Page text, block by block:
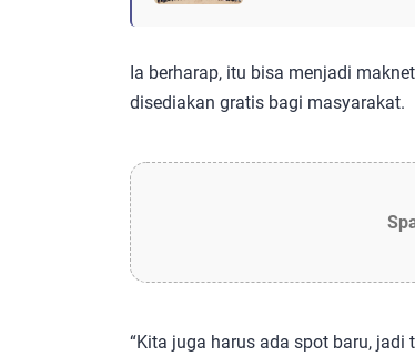
Ia berharap, itu bisa menjadi
disediakan gratis bagi masyarakat.
“Kita juga harus ada spot baru,